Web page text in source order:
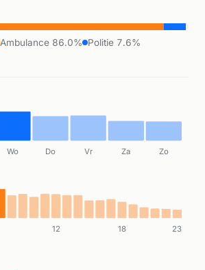
Ambulance 86.0%
Politie 7.6%
Wo Do Vr Za Zo
12 18 23